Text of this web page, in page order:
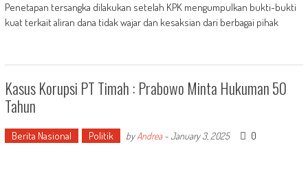
Penetapan tersangka dilakukan setelah KPK mengumpulkan bukti-bukti
kuat terkait aliran dana tidak wajar dan kesaksian dari berbagai pihak
Kasus Korupsi PT Timah : Prabowo Minta Hukuman 50
Tahun
Berita Nasional Politik byAndrea-January 3, 2025 0